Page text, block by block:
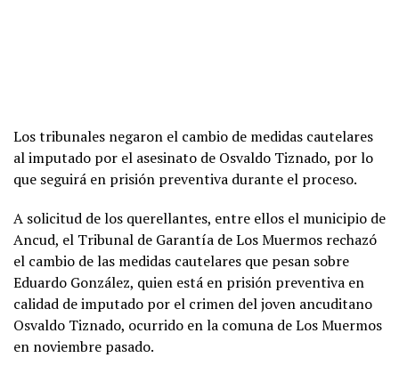
Los tribunales negaron el cambio de medidas cautelares
al imputado por el asesinato de Osvaldo Tiznado, por lo
que seguirá en prisión preventiva durante el proceso.
A solicitud de los querellantes, entre ellos el municipio de
Ancud, el Tribunal de Garantía de Los Muermos rechazó
el cambio de las medidas cautelares que pesan sobre
Eduardo González, quien está en prisión preventiva en
calidad de imputado por el crimen del joven ancuditano
Osvaldo Tiznado, ocurrido en la comuna de Los Muermos
en noviembre pasado.